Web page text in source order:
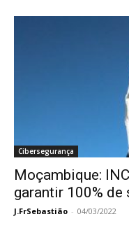
Cibersegurança
Moçambique:
garantir 100% de
J.FrSebastião - 04/03/2022